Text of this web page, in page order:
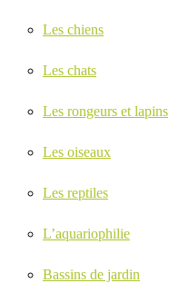
Les chiens
Les chats
Les rongeurs et lapins
Les oiseaux
Les reptiles
L’aquariophilie
Bassins de jardin